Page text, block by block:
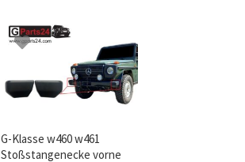
TOP-Seller: G-Klasse Trittbretter schwarz für
G-Klasse w460 w461
Stoßstangenecke vorne